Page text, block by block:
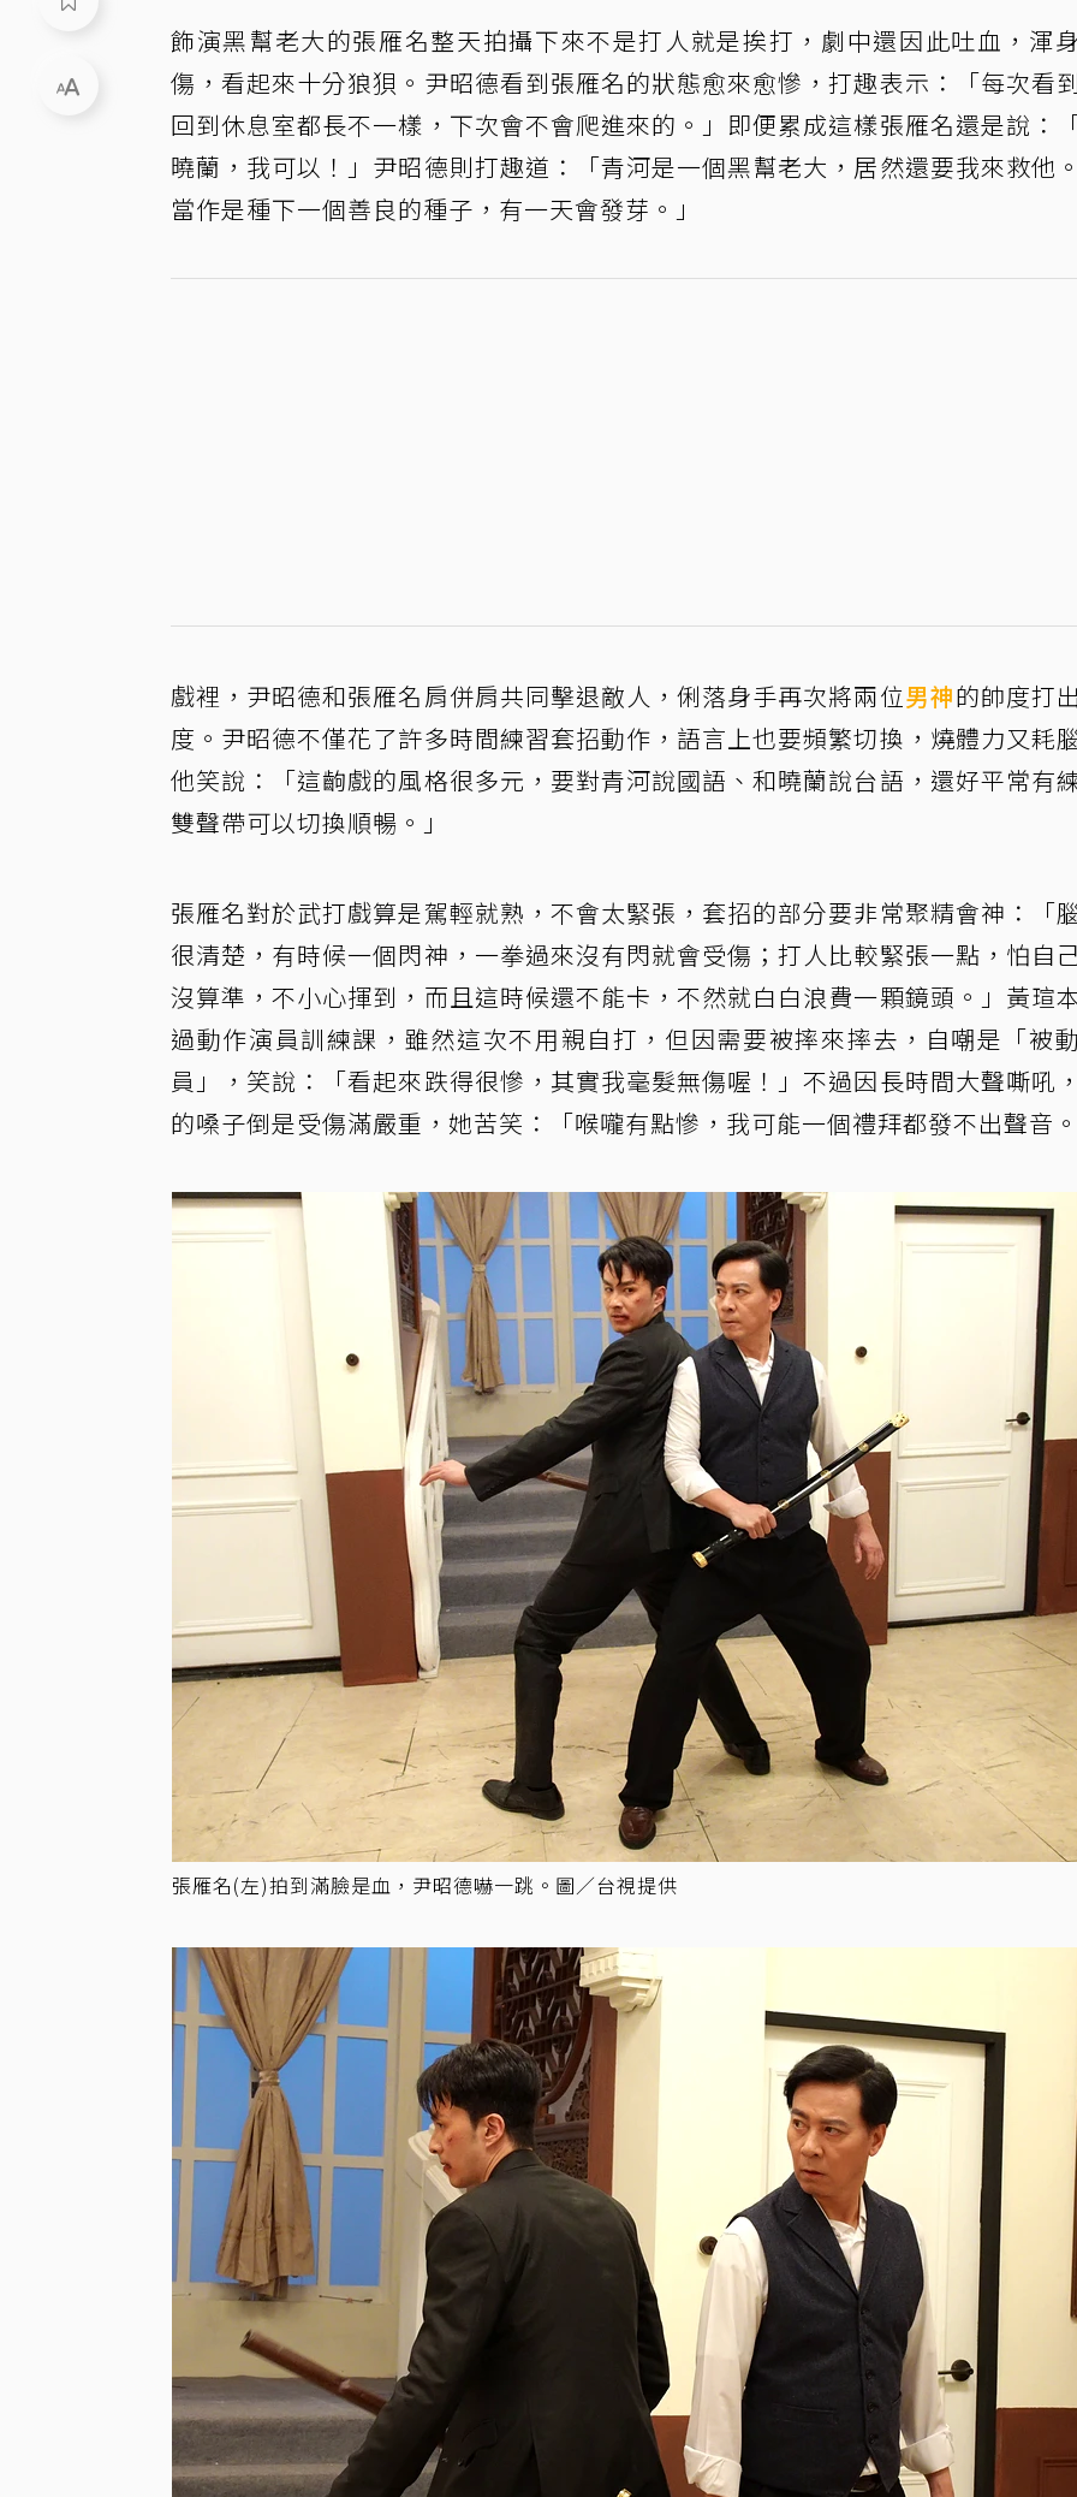
飾演黑幫老大的張雁名整天拍攝下來不是打人就是挨打，劇中還因此吐血，渾
傷，看起來十分狼狽。尹昭德看到張雁名的狀態愈來愈慘，打趣表示：「每次看
回到休息室都長不一樣，下次會不會爬進來的。」即便累成這樣張雁名還是說：
曉蘭，我可以！」尹昭德則打趣道：「青河是一個黑幫老大，居然還要我來救他
當作是種下一個善良的種子，有一天會發芽。」
戲裡，尹昭德和張雁名肩併肩共同擊退敵人，俐落身手再次將兩位男神的帥度打
度。尹昭德不僅花了許多時間練習套招動作，語言上也要頻繁切換，燒體力又耗
他笑說：「這齣戲的風格很多元，要對青河說國語、和曉蘭說台語，還好平常有
雙聲帶可以切換順暢。」
張雁名對於武打戲算是駕輕就熟，不會太緊張，套招的部分要非常聚精會神：「
很清楚，有時候一個閃神，一拳過來沒有閃就會受傷；打人比較緊張一點，怕自
沒算準，不小心揮到，而且這時候還不能卡，不然就白白浪費一顆鏡頭。」黃瑄
過動作演員訓練課，雖然這次不用親自打，但因需要被摔來摔去，自嘲是「被
員」，笑說：「看起來跌得很慘，其實我毫髮無傷喔！」不過因長時間大聲嘶吼
的嗓子倒是受傷滿嚴重，她苦笑：「喉嚨有點慘，我可能一個禮拜都發不出聲音。
張雁名(左)拍到滿臉是血，尹昭德嚇一跳。圖／台視提供